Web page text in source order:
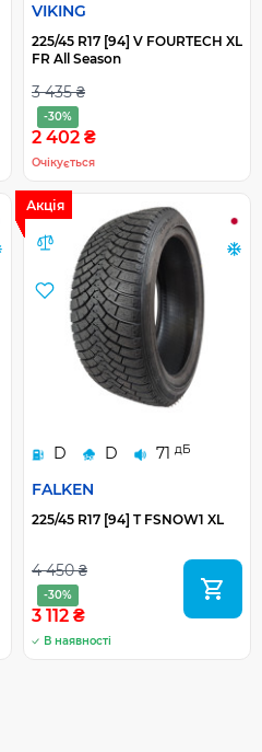
VIKING
225/45 R17 [94] V FOURTECH XL
FR All Season
3 435 ₴
-30%
2 402 ₴
Очікується
Акція
D D 71 дБ
FALKEN
225/45 R17 [94] T FSNOW1 XL
4 450 ₴
-30%
3 112 ₴
В наявності